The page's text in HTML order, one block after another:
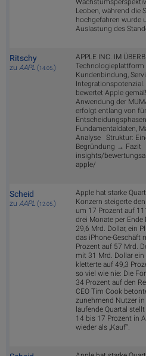
Leoben, während die
hochgefahren wurde
Auslastung des
Ritschy
zu AAPL ( 14.05.)
APPLE INC. IM
Technologieplattform
Kundenbindung,
bewertet Apple
Anwendung der
erfolgt entlang von
Fundamentaldaten,
Analyse Struktur:
Begründung → Fazit
insights/
apple/
Scheid
zu AAPL ( 12.05.)
Apple hat starke
Konzern steigerte
um 17 Prozent auf
drei Monate per Ende
29,6 Mrd. Dollar, ein
das iPhone-Geschäft
Prozent auf 57 Mrd.
mit 31 Mrd. Dollar
kletterte auf 49,3
so viel wie nie: Die
34 Prozent auf den
CEO Tim Cook
zunehmend Nutzer
laufende Quartal
14 bis 17 Prozent in
wieder als „Kauf“.